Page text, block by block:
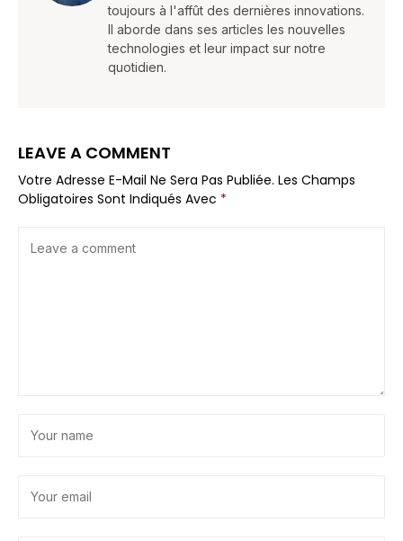
toujours à l'affût des dernières innovations.
Il aborde dans ses articles les nouvelles
technologies et leur impact sur notre
quotidien.
LEAVE A COMMENT
Votre Adresse E-Mail Ne Sera Pas Publiée. Les Champs
Obligatoires Sont Indiqués Avec *